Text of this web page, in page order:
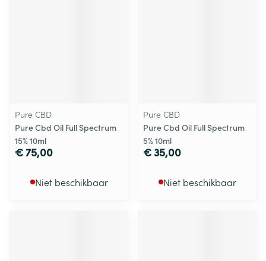
Pure CBD
Pure Cbd Oil Full Spectrum
15% 10ml
€ 75,00
Niet beschikbaar
Pure CBD
Pure Cbd Oil Full Spectrum
5% 10ml
€ 35,00
Niet beschikbaar